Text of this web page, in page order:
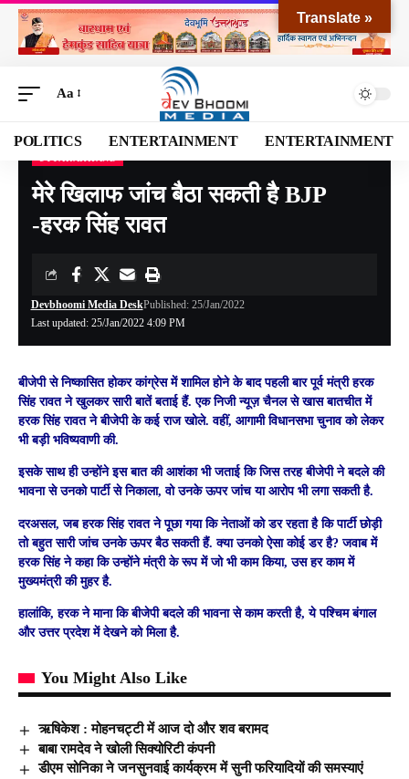
Aa
POLITICS ENTERTAINMENT ENTERTAINMENT
Devbhoomi Media>Blog>NATIONAL >UTTARAKHAND>मेरे खिलाफ जांच बैठा सकती है BJP -हरक सिंह रावत
मेरे खिलाफ जांच बैठा सकती है BJP
-हरक सिंह रावत
Last updated: 25/Jan/2022 4:09 PM
Devbhoomi Media DeskPublished: 25/Jan/2022
बीजेपी से निष्कासित होकर कांग्रेस में शामिल होने के बाद पहली बार पूर्व मंत्री हरक
सिंह रावत ने खुलकर सारी बातें बताई हैं. एक निजी न्यूज़ चैनल से खास बातचीत में
हरक सिंह रावत ने बीजेपी के कई राज खोले. वहीं, आगामी विधानसभा चुनाव को लेकर
भी बड़ी भविष्यवाणी की.
इसके साथ ही उन्होंने इस बात की आशंका भी जताई कि जिस तरह बीजेपी ने बदले की
भावना से उनको पार्टी से निकाला, वो उनके ऊपर जांच या आरोप भी लगा सकती है.
दरअसल, जब हरक सिंह रावत ने पूछा गया कि नेताओं को डर रहता है कि पार्टी छोड़ी
तो बहुत सारी जांच उनके ऊपर बैठ सकती हैं. क्या उनको ऐसा कोई डर है? जवाब में
हरक सिंह ने कहा कि उन्होंने मंत्री के रूप में जो भी काम किया, उस हर काम में
मुख्यमंत्री की मुहर है.
हालांकि, हरक ने माना कि बीजेपी बदले की भावना से काम करती है, ये पश्चिम बंगाल
और उत्तर प्रदेश में देखने को मिला है.
You Might Also Like
ऋषिकेश : मोहनचट्टी में आज दो और शव बरामद
बाबा रामदेव ने खोली सिक्योरिटी कंपनी
डीएम सोनिका ने जनसुनवाई कार्यक्रम में सुनी फरियादियों की समस्याएं
Translate »